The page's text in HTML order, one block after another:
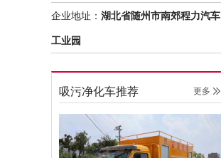
企业地址： 湖北省随州市南郊程力汽车
工业园
吸污净化车推荐 更多 